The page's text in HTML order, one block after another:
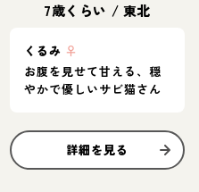
7歳くらい / 東北
くるみ ♀
お腹を見せて甘える、穏
やかで優しいサビ猫さん
詳細を見る